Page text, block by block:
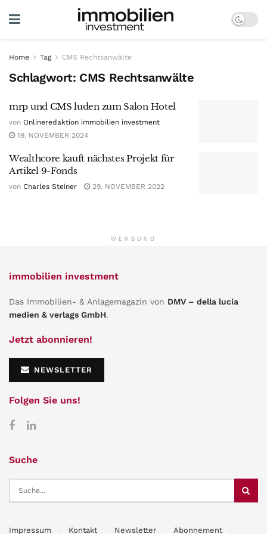
Home Tag CMS Rechtsanwälte
Schlagwort: CMS Rechtsanwälte
mrp und CMS luden zum Salon Hotel
von Onlineredaktion immobilien investment
19. NOVEMBER 2024
Wealthcore kauft nächstes Projekt für
Artikel 9-Fonds
von Charles Steiner 29. NOVEMBER 2022
WERBUNG
immobilien investment
Das Immobilien- & Anlagemagazin von DMV – della lucia
medien & verlags GmbH.
Jetzt abonnieren!
NEWSLETTER
Folgen Sie uns!
Suche
Impressum Kontakt Newsletter Abonnement